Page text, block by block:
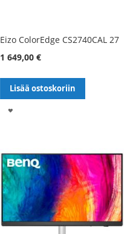
Eizo ColorEdge CS2740CAL 27
1 649,00 €
Lisää ostoskoriin